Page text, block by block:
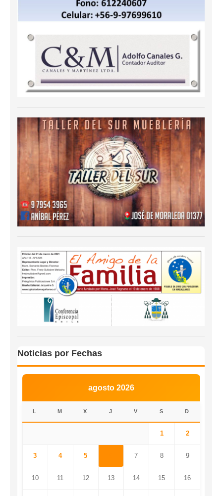
Noticias por Fechas
agosto 2026
L M X J V S D
1 2
3 4 5 7 8 9
10 11 12 13 14 15 16